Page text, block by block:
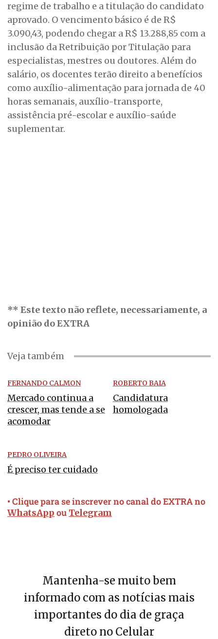
regime de trabalho e a titulação do candidato
aprovado. O vencimento básico é de R$
3.090,43, podendo chegar a R$ 13.288,85 com a
inclusão da Retribuição por Titulação para
especialistas, mestres ou doutores. Além do
salário, os docentes terão direito a benefícios
como auxílio-alimentação para jornada de 40
horas semanais, auxílio-transporte,
assistência pré-escolar e auxílio-saúde
suplementar.
** Este texto não reflete, necessariamente, a
opinião do EXTRA
Veja também
FERNANDO CALMON
Mercado continua a
crescer, mas tende a se
acomodar
ROBERTO BAIA
Candidatura
homologada
PEDRO OLIVEIRA
É preciso ter cuidado
• Clique para se inscrever no canal do EXTRA no
WhatsApp ou Telegram
Mantenha-se muito bem
informado com as notícias mais
importantes do dia de graça
direto no Celular